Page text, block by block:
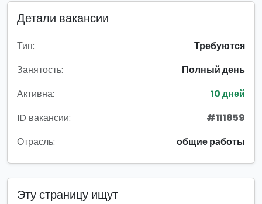
Детали вакансии
Тип:
Требуются
Занятость:
Полный день
Активна:
10 дней
ID вакансии:
#111859
Отрасль:
общие работы
Эту страницу ищут